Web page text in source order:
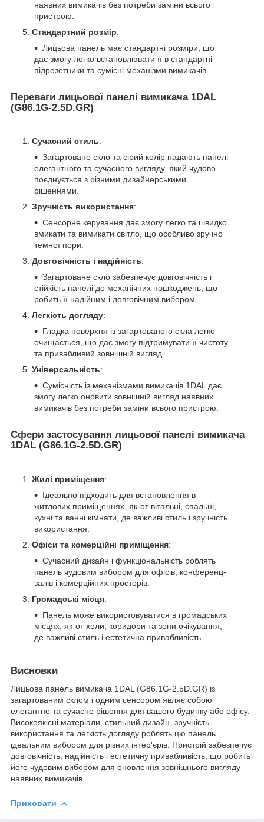
наявних вимикачів без потреби заміни всього
пристрою.
Стандартний розмір:
Лицьова панель має стандартні розміри, що
дає змогу легко встановлювати її в стандартні
підрозетники та сумісні механізми вимикачів.
Переваги лицьової панелі вимикача 1DAL
(G86.1G-2.5D.GR)
Сучасний стиль:
Загартоване скло та сірий колір надають панелі
елегантного та сучасного вигляду, який чудово
поєднується з різними дизайнерськими
рішеннями.
Зручність використання:
Сенсорне керування дає змогу легко та швидко
вмикати та вимикати світло, що особливо зручно
темної пори.
Довговічність і надійність:
Загартоване скло забезпечує довговічність і
стійкість панелі до механічних пошкоджень, що
робить її надійним і довговічним вибором.
Легкість догляду:
Гладка поверхня із загартованого скла легко
очищається, що дає змогу підтримувати її чистоту
та привабливий зовнішній вигляд.
Універсальність:
Сумісність із механізмами вимикачів 1DAL дає
змогу легко оновити зовнішній вигляд наявних
вимикачів без потреби заміни всього пристрою.
Сфери застосування лицьової панелі вимикача
1DAL (G86.1G-2.5D.GR)
Жилі приміщення:
Ідеально підходить для встановлення в
житлових приміщеннях, як-от вітальні, спальні,
кухні та ванні кімнати, де важливі стиль і зручність
використання.
Офіси та комерційні приміщення:
Сучасний дизайн і функціональність роблять
панель чудовим вибором для офісів, конференц-
залів і комерційних просторів.
Громадські місця:
Панель може використовуватися в громадських
місцях, як-от холи, коридори та зони очікування,
де важливі стиль і естетична привабливість.
Висновки
Лицьова панель вимикача 1DAL (G86.1G-2.5D.GR) із
загартованим склом і одним сенсором являє собою
елегантне та сучасне рішення для вашого будинку або офісу.
Високоякісні матеріали, стильний дизайн, зручність
використання та легкість догляду роблять цю панель
ідеальним вибором для різних інтер'єрів. Пристрій забезпечує
довговічність, надійність і естетичну привабливість, що робить
його чудовим вибором для оновлення зовнішнього вигляду
наявних вимикачів.
Приховати